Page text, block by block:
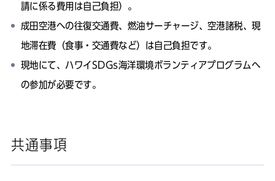
請に係る費用は自己負担）。
成田空港への往復交通費、燃油サーチャージ、空港諸税、現
地滞在費（食事・交通費など）は自己負担です。
現地にて、ハワイSDGs海洋環境ボランティアプログラムへ
の参加が必要です。
共通事項